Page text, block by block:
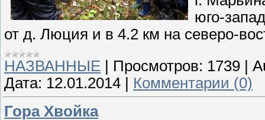
юго-
от д. Люция и в 4.2 км на северо-
НАЗВАННЫЕ | Просмотров: 1739 |
Дата: 12.01.2014 | Комментарии (0)
Гора Хвойка